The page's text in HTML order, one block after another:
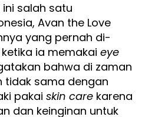
salah satu
Avan the Love
yang pernah di-
ia memakai eye
bahwa di zaman
tidak sama dengan
pakai skin care karena
dan keinginan untuk